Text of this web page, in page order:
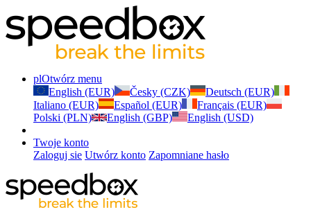
plOtwórz menu
English (EUR)
Česky (CZK)
Deutsch (EUR)
Italiano (EUR)
Español (EUR)
Français (EUR)
Polski (PLN)
English (GBP) English (USD)
Twoje konto
Zaloguj sie Utwórz konto Zapomniane hasło